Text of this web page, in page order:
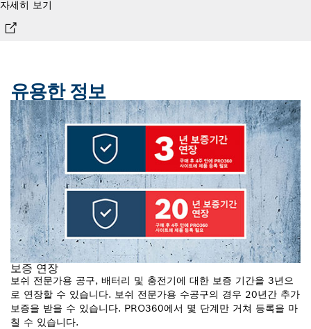
자세히 보기
유용한 정보
보증 연장
보쉬 전문가용 공구, 배터리 및 충전기에 대한 보증 기간을 3년으
로 연장할 수 있습니다. 보쉬 전문가용 수공구의 경우 20년간 추가
보증을 받을 수 있습니다. PRO360에서 몇 단계만 거쳐 등록을 마
칠 수 있습니다.